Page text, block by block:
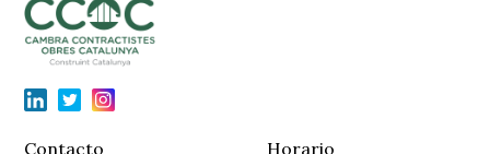
Contacto Horario